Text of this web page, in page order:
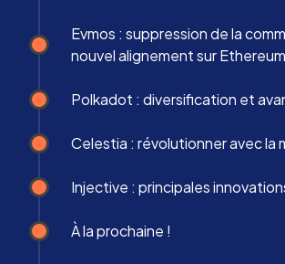
Evmos : suppression de la
nouvel alignement sur Ethereum
Polkadot : diversification et
Celestia : révolutionner avec la
Injective : principales
À la prochaine !